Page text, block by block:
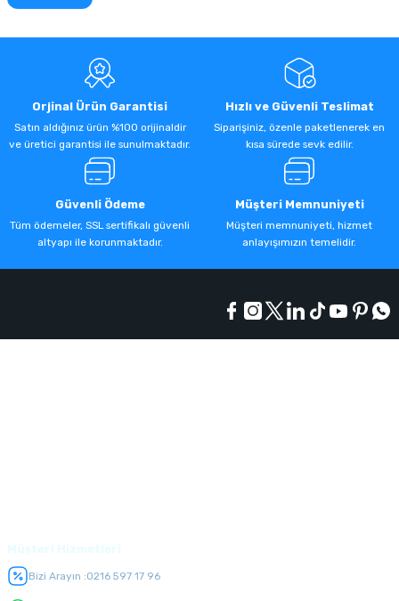
Orjinal Ürün Garantisi
Satın aldığınız ürün %100 orijinaldir
ve üretici garantisi ile sunulmaktadır.
Hızlı ve Güvenli Teslimat
Siparişiniz, özenle paketlenerek en
kısa sürede sevk edilir.
Güvenli Ödeme
Tüm ödemeler, SSL sertifikalı güvenli
altyapı ile korunmaktadır.
Müşteri Memnuniyeti
Müşteri memnuniyeti, hizmet
anlayışımızın temelidir.
Bizi Arayın :0216 597 17 96